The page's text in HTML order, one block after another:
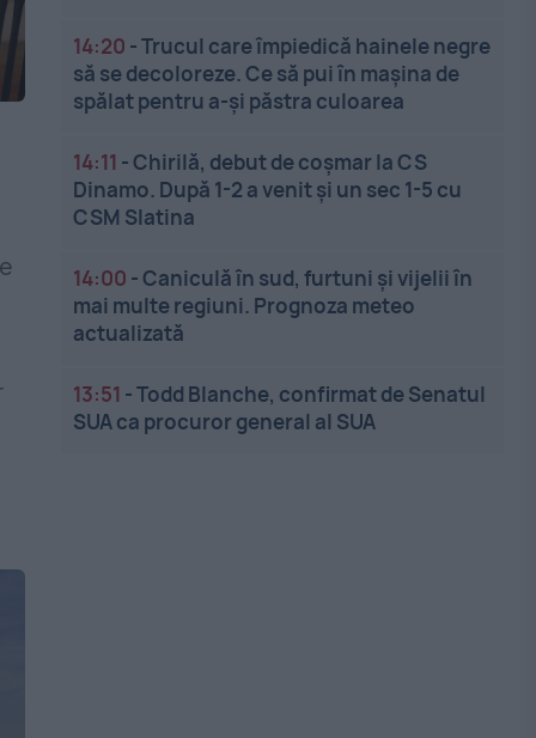
14:20 -Trucul care împiedică hainele negre
să se decoloreze. Ce să pui în mașina de
spălat pentru a-și păstra culoarea
14:11 -Chirilă, debut de coșmar la CS
Dinamo. După 1-2 a venit și un sec 1-5 cu
CSM Slatina
14:00 -Caniculă în sud, furtuni și vijelii în
mai multe regiuni. Prognoza meteo
actualizată
13:51 -Todd Blanche, confirmat de Senatul
SUA ca procuror general al SUA